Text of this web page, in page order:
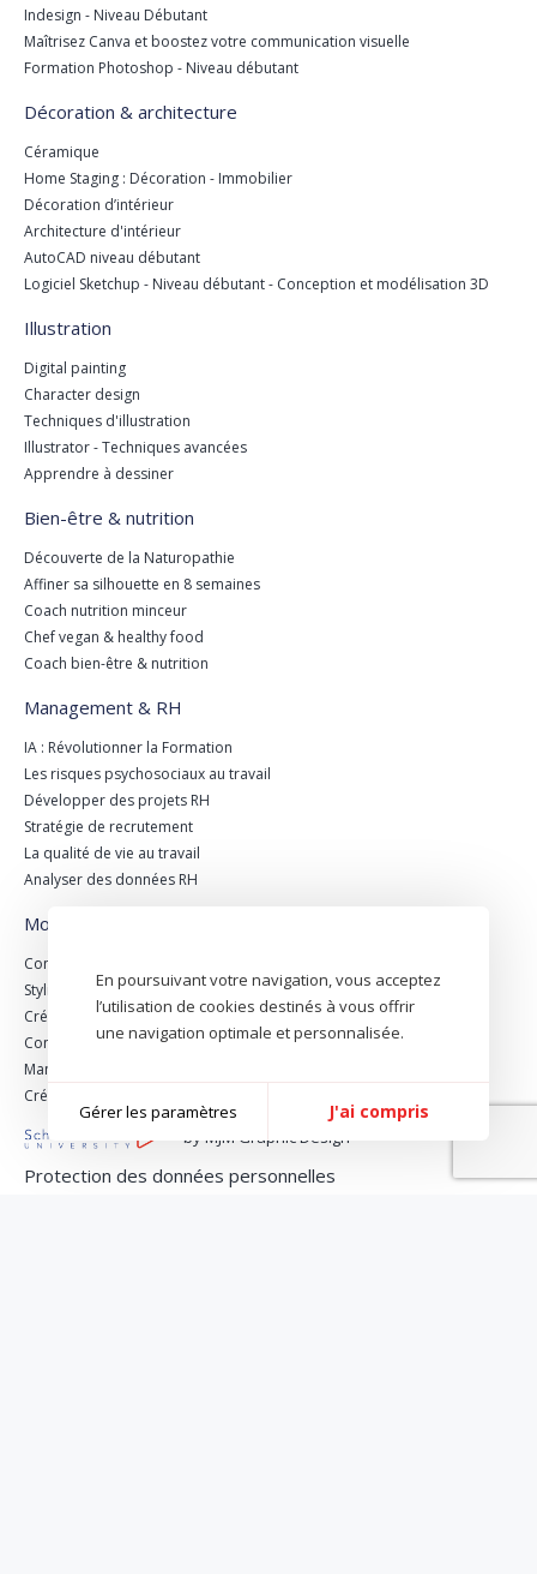
Indesign - Niveau Débutant
Maîtrisez Canva et boostez votre communication visuelle
Formation Photoshop - Niveau débutant
Décoration & architecture
Céramique
Home Staging : Décoration - Immobilier
Décoration d’intérieur
Architecture d'intérieur
AutoCAD niveau débutant
Logiciel Sketchup - Niveau débutant - Conception et modélisation 3D
Illustration
Digital painting
Character design
Techniques d'illustration
Illustrator - Techniques avancées
Apprendre à dessiner
Bien-être & nutrition
Découverte de la Naturopathie
Affiner sa silhouette en 8 semaines
Coach nutrition minceur
Chef vegan & healthy food
Coach bien-être & nutrition
Management & RH
IA : Révolutionner la Formation
Les risques psychosociaux au travail
Développer des projets RH
Stratégie de recrutement
La qualité de vie au travail
Analyser des données RH
Mode & retail
Conception d'une collection de bijoux
Stylisme de mode
Création en bijouterie-joaillerie
Conseil en image / Relooking
Management du luxe & de la mode
Créer sa marque de maroquinerie
by MJM Graphic Design
Protection des données personnelles
En poursuivant votre navigation, vous acceptez
l’utilisation de cookies destinés à vous offrir
une navigation optimale et personnalisée.
Gérer les paramètres J'ai compris